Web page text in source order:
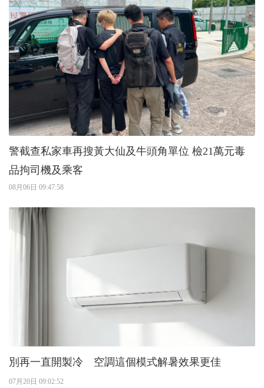
警截查私家車再搜黃大仙及牛頭角單位 檢21萬元毒
品拘司機及乘客
08月06日 09:47:58
別再一直開製冷 空調這個模式解暑效果更佳
07月20日 09:02:52